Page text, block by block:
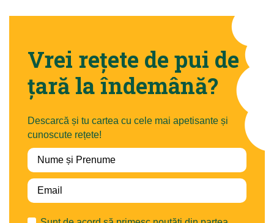
Vrei rețete de pui de
țară la îndemână?
Descarcă și tu cartea cu cele mai apetisante și
cunoscute rețete!